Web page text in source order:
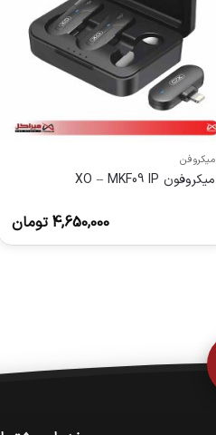
میکروفن
میکروفون XO – MKF09 IP
4,650,000 تومان